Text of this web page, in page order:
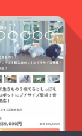
がち
な、季
節の節
目。 そ
のひと
つひと
つを“自
分の節
目”とし
て大切
にする
こと
に合わ
せた香
りブレ
ンド 第
6回｜香
で暮ら
しをデ
ザイン
検定対
め／自